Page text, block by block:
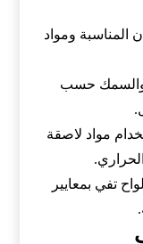
المناسبة ومواد
والسمك حسب
مواد لاصقة
تفي بمعايير